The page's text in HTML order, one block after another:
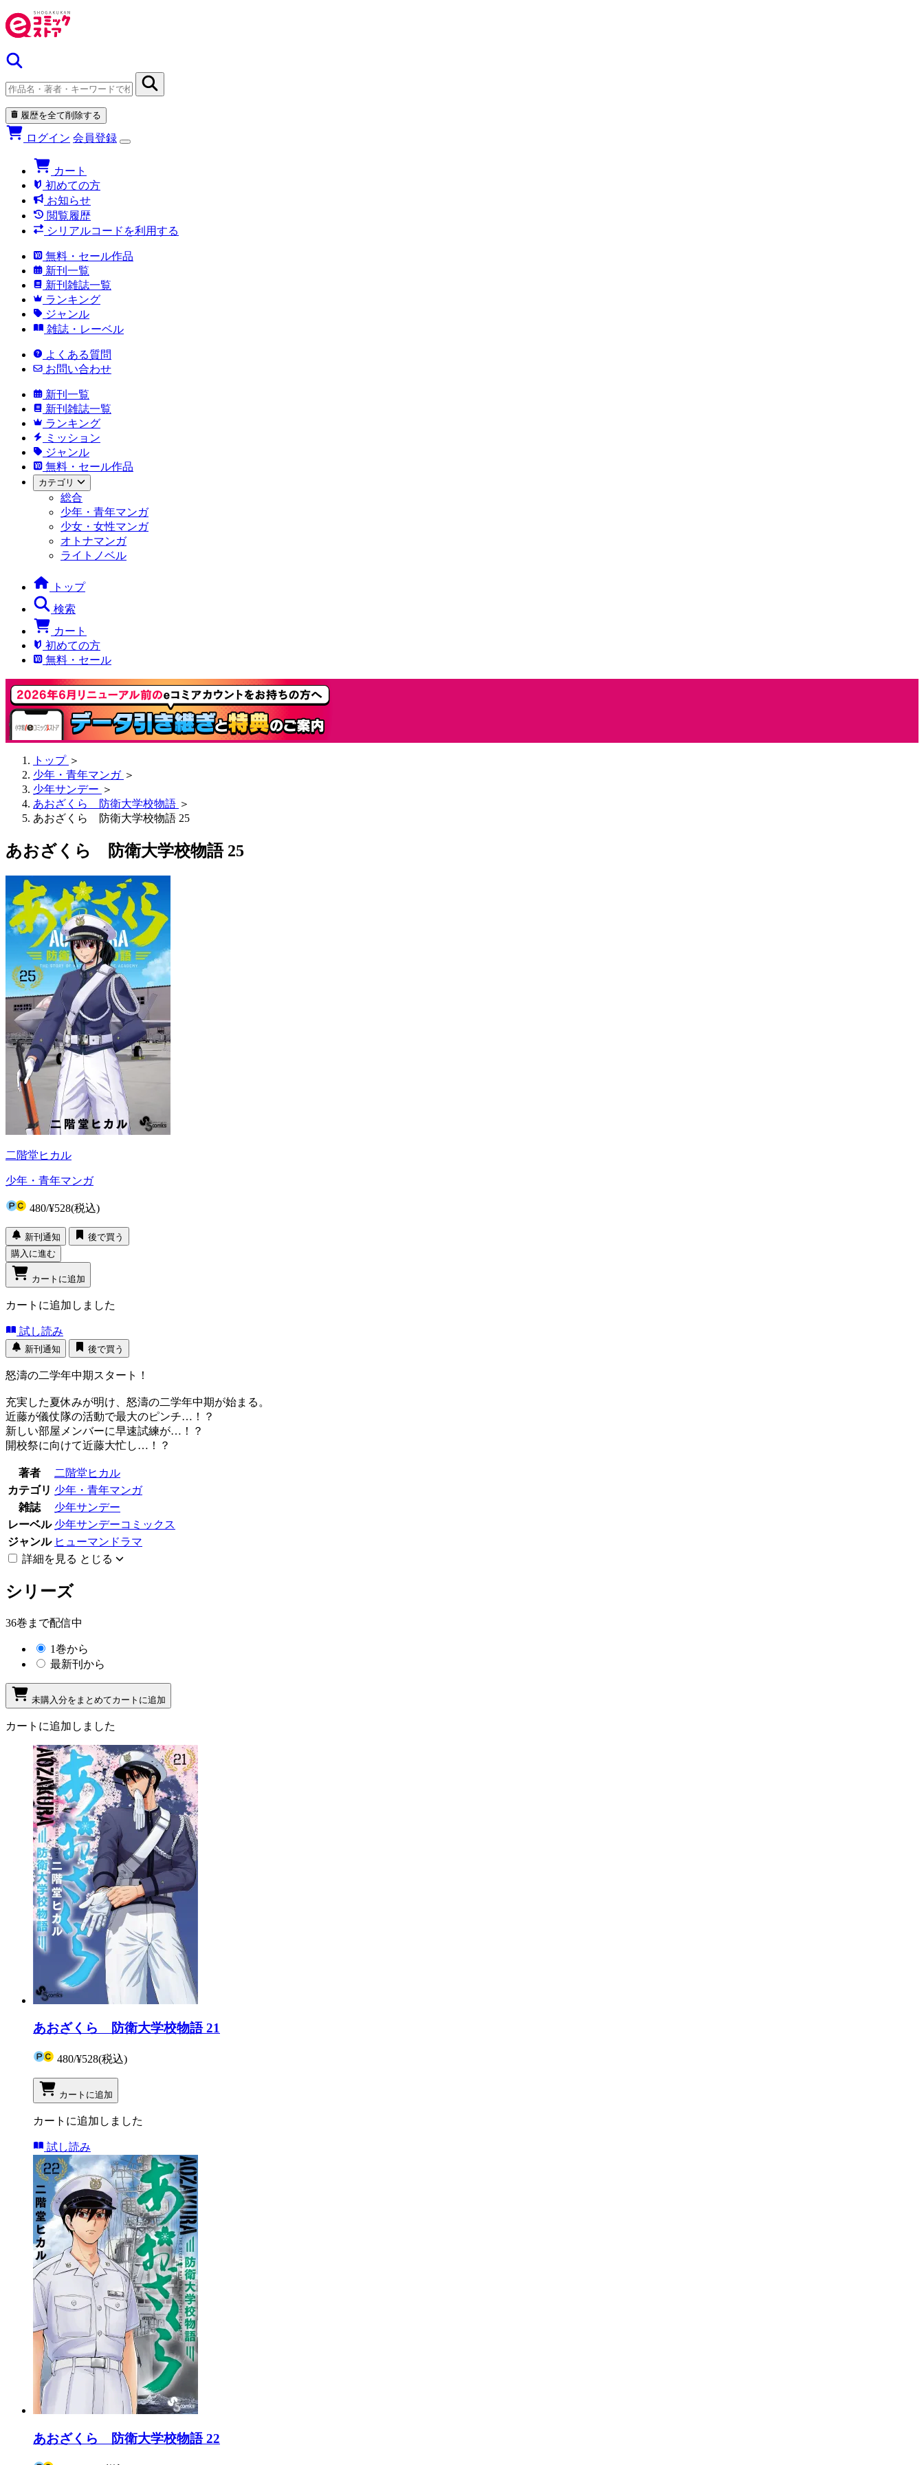
履歴を全て削除する
ログイン 会員登録
カート
初めての方
お知らせ
閲覧履歴
シリアルコードを利用する
無料・セール作品
新刊一覧
新刊雑誌一覧
ランキング
ジャンル
雑誌・レーベル
よくある質問
お問い合わせ
新刊一覧
新刊雑誌一覧
ランキング
ミッション
ジャンル
無料・セール作品
カテゴリ
総合
少年・青年マンガ
少女・女性マンガ
オトナマンガ
ライトノベル
トップ
検索
カート
初めての方
無料・セール
トップ ＞
少年・青年マンガ ＞
少年サンデー ＞
あおざくら 防衛大学校物語 ＞
あおざくら 防衛大学校物語 25
あおざくら 防衛大学校物語 25
二階堂ヒカル
少年・青年マンガ
480/¥528(税込)
新刊通知
後で買う
購入に進む
カートに追加
カートに追加しました
試し読み
新刊通知 後で買う
怒濤の二学年中期スタート！
充実した夏休みが明け、怒濤の二学年中期が始まる。
近藤が儀仗隊の活動で最大のピンチ…！？
新しい部屋メンバーに早速試練が…！？
開校祭に向けて近藤大忙し…！？
著者
二階堂ヒカル
カテゴリ 少年・青年マンガ
雑誌
少年サンデー
レーベル 少年サンデーコミックス
ジャンル ヒューマンドラマ
詳細を見る とじる
シリーズ
36巻まで配信中
1巻から
最新刊から
未購入分をまとめてカートに追加
カートに追加しました
あおざくら 防衛大学校物語 21
480/¥528(税込)
カートに追加
カートに追加しました
試し読み
あおざくら 防衛大学校物語 22